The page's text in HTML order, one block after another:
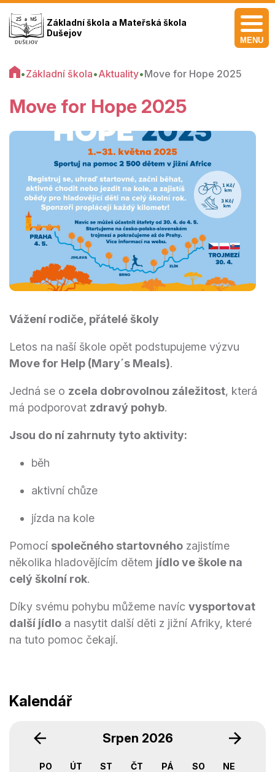
Základní škola a Mateřská škola
Dušejov
MENU
•Základní škola•Aktuality•Move for Hope 2025
Move for Hope 2025
Vážení rodiče, přátelé školy
Letos na naší škole opět podstupujeme výzvu
Move for Help (Mary´s Meals).
Jedná se o zcela dobrovolnou záležitost, která
má podporovat zdravý pohyb.
Jsou do ní zahrnuty tyto aktivity:
běh
aktivní chůze
jízda na kole
Pomocí společného startovného zajistíme
několika hladovějícím dětem jídlo ve škole na
celý školní rok.
Díky svému pohybu můžeme navíc vysportovat
další jídlo a nasytit další děti z jižní Afriky, které
na tuto pomoc čekají.
Kalendář
Srpen 2026
PO ÚT ST ČT PÁ SO NE